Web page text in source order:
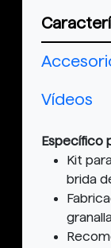
Vídeos
Específico
Kit
brida